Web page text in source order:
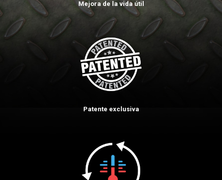
Mejora de la vida útil
Patente exclusiva